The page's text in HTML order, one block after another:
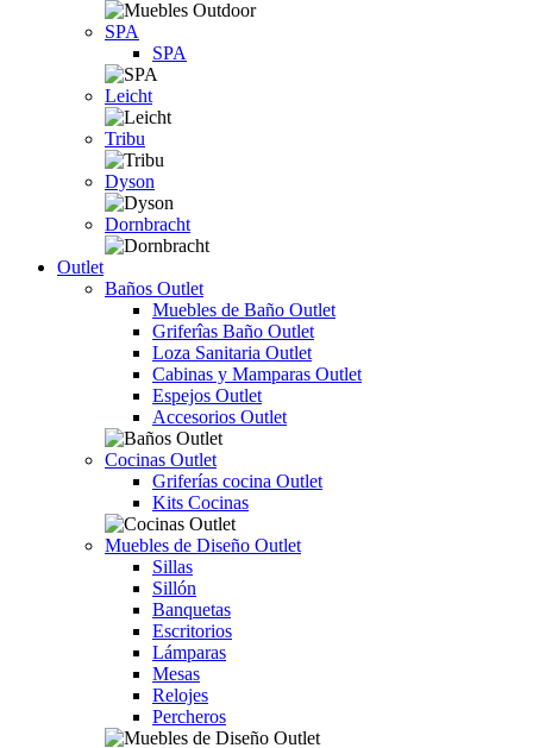
SPA
SPA
Leicht
Tribu
Dyson
Dornbracht
Outlet
Baños Outlet
Muebles de Baño Outlet
Griferîas Baño Outlet
Loza Sanitaria Outlet
Cabinas y Mamparas Outlet
Espejos Outlet
Accesorios Outlet
Cocinas Outlet
Griferías cocina Outlet
Kits Cocinas
Muebles de Diseño Outlet
Sillas
Sillón
Banquetas
Escritorios
Lámparas
Mesas
Relojes
Percheros